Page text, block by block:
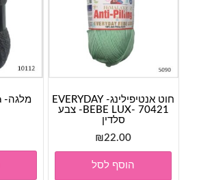
חוט אנטיפילינג- EVERYDAY
BEBE LUX- 70421- צבע
סלדין
₪22.00
הוסף לסל